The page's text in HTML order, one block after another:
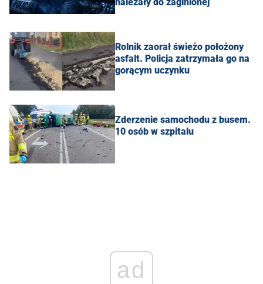
należały do zaginionej
Rolnik zaorał świeżo położony
asfalt. Policja zatrzymała go na
gorącym uczynku
Zderzenie samochodu z busem.
10 osób w szpitalu
ad